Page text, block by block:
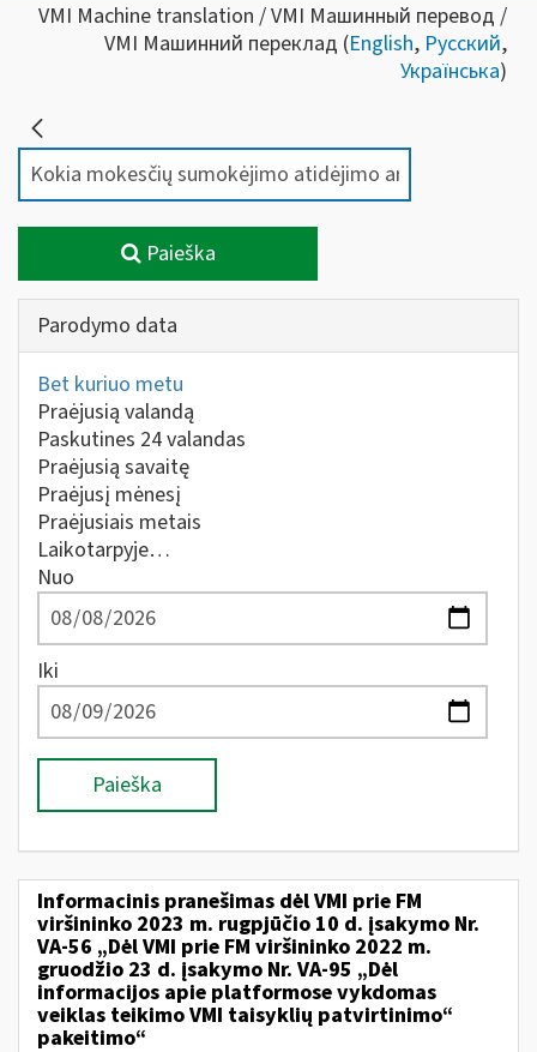
VMI Machine translation / VMI Машинный перевод /
VMI Машинний переклад (English, Русский,
Українська)
Paieška
Parodymo data
Bet kuriuo metu
Praėjusią valandą
Paskutines 24 valandas
Praėjusią savaitę
Praėjusį mėnesį
Praėjusiais metais
Laikotarpyje…
Nuo
Iki
Paieška
Informacinis pranešimas dėl VMI prie FM
viršininko 2023 m. rugpjūčio 10 d. įsakymo Nr.
VA-56 „Dėl VMI prie FM viršininko 2022 m.
gruodžio 23 d. įsakymo Nr. VA-95 „Dėl
informacijos apie platformose vykdomas
veiklas teikimo VMI taisyklių patvirtinimo“
pakeitimo“